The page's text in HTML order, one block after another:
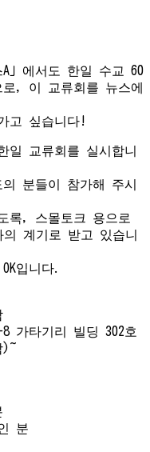
」에서도 한일 수교 60
, 이 교류회를 뉴스에
고 싶습니다!
일 교류회를 실시합니
분들이 참가해 주시
록, 스몰토크 용으로
계기로 받고 있습니
입니다.
가타기리 빌딩 302호
)~
분